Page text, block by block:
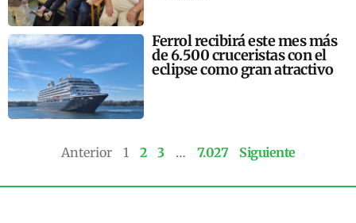
Ferrol recibirá este mes más
de 6.500 cruceristas con el
eclipse como gran atractivo
Anterior 1 2 3 … 7.027 Siguiente